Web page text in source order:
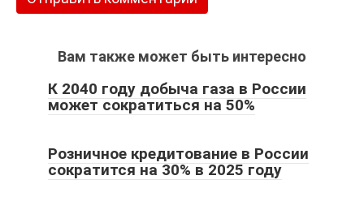
Вам также может быть интересно
К 2040 году добыча газа в России
может сократиться на 50%
Розничное кредитование в России
сократится на 30% в 2025 году